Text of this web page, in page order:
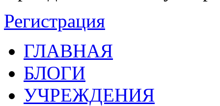
Регистрация
ГЛАВНАЯ
БЛОГИ
УЧРЕЖДЕНИЯ